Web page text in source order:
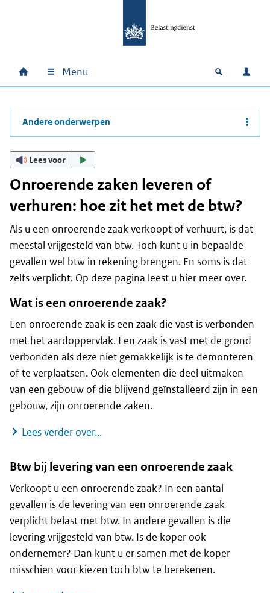
Hoofdnavigatie
Home Menu Open
Andere onderwerpen
Lees voor
Onroerende zaken leveren of
verhuren: hoe zit het met de btw?
Als u een onroerende zaak verkoopt of verhuurt, is dat
meestal vrijgesteld van btw. Toch kunt u in bepaalde
gevallen wel btw in rekening brengen. En soms is dat
zelfs verplicht. Op deze pagina leest u hier meer over.
Wat is een onroerende zaak?
Een onroerende zaak is een zaak die vast is verbonden
met het aardoppervlak. Een zaak is vast met de grond
verbonden als deze niet gemakkelijk is te demonteren
of te verplaatsen. Ook elementen die deel uitmaken
van een gebouw of die blijvend geïnstalleerd zijn in een
gebouw, zijn onroerende zaken.
Lees verder over...Wat is een onroerende zaak?
Btw bij levering van een onroerende zaak
Verkoopt u een onroerende zaak? In een aantal
gevallen is de levering van een onroerende zaak
verplicht belast met btw. In andere gevallen is die
levering vrijgesteld van btw. Is de koper ook
ondernemer? Dan kunt u er samen met de koper
misschien voor kiezen toch btw te berekenen.